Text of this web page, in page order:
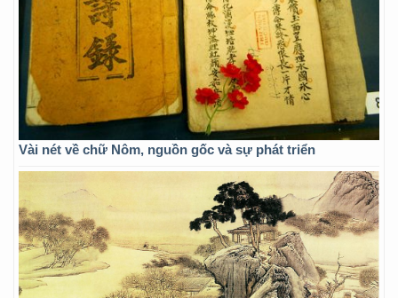
Vài nét về chữ Nôm, nguồn gốc và sự phát triển